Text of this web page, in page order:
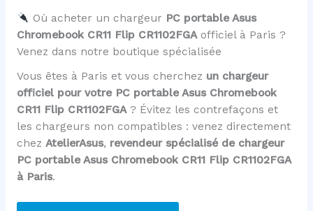
Où acheter un chargeur PC portable Asus
Chromebook CR11 Flip CR1102FGAofficiel à Paris ?
Venez dans notre boutique spécialisée
Vous êtes à Paris et vous cherchez un chargeur
officiel pour votre PC portable Asus Chromebook
CR11 Flip CR1102FGA? Évitez les contrefaçons et
les chargeurs non compatibles : venez directement
chez AtelierAsus, revendeur spécialisé de chargeur
PC portable Asus Chromebook CR11 Flip CR1102FGA
à Paris.